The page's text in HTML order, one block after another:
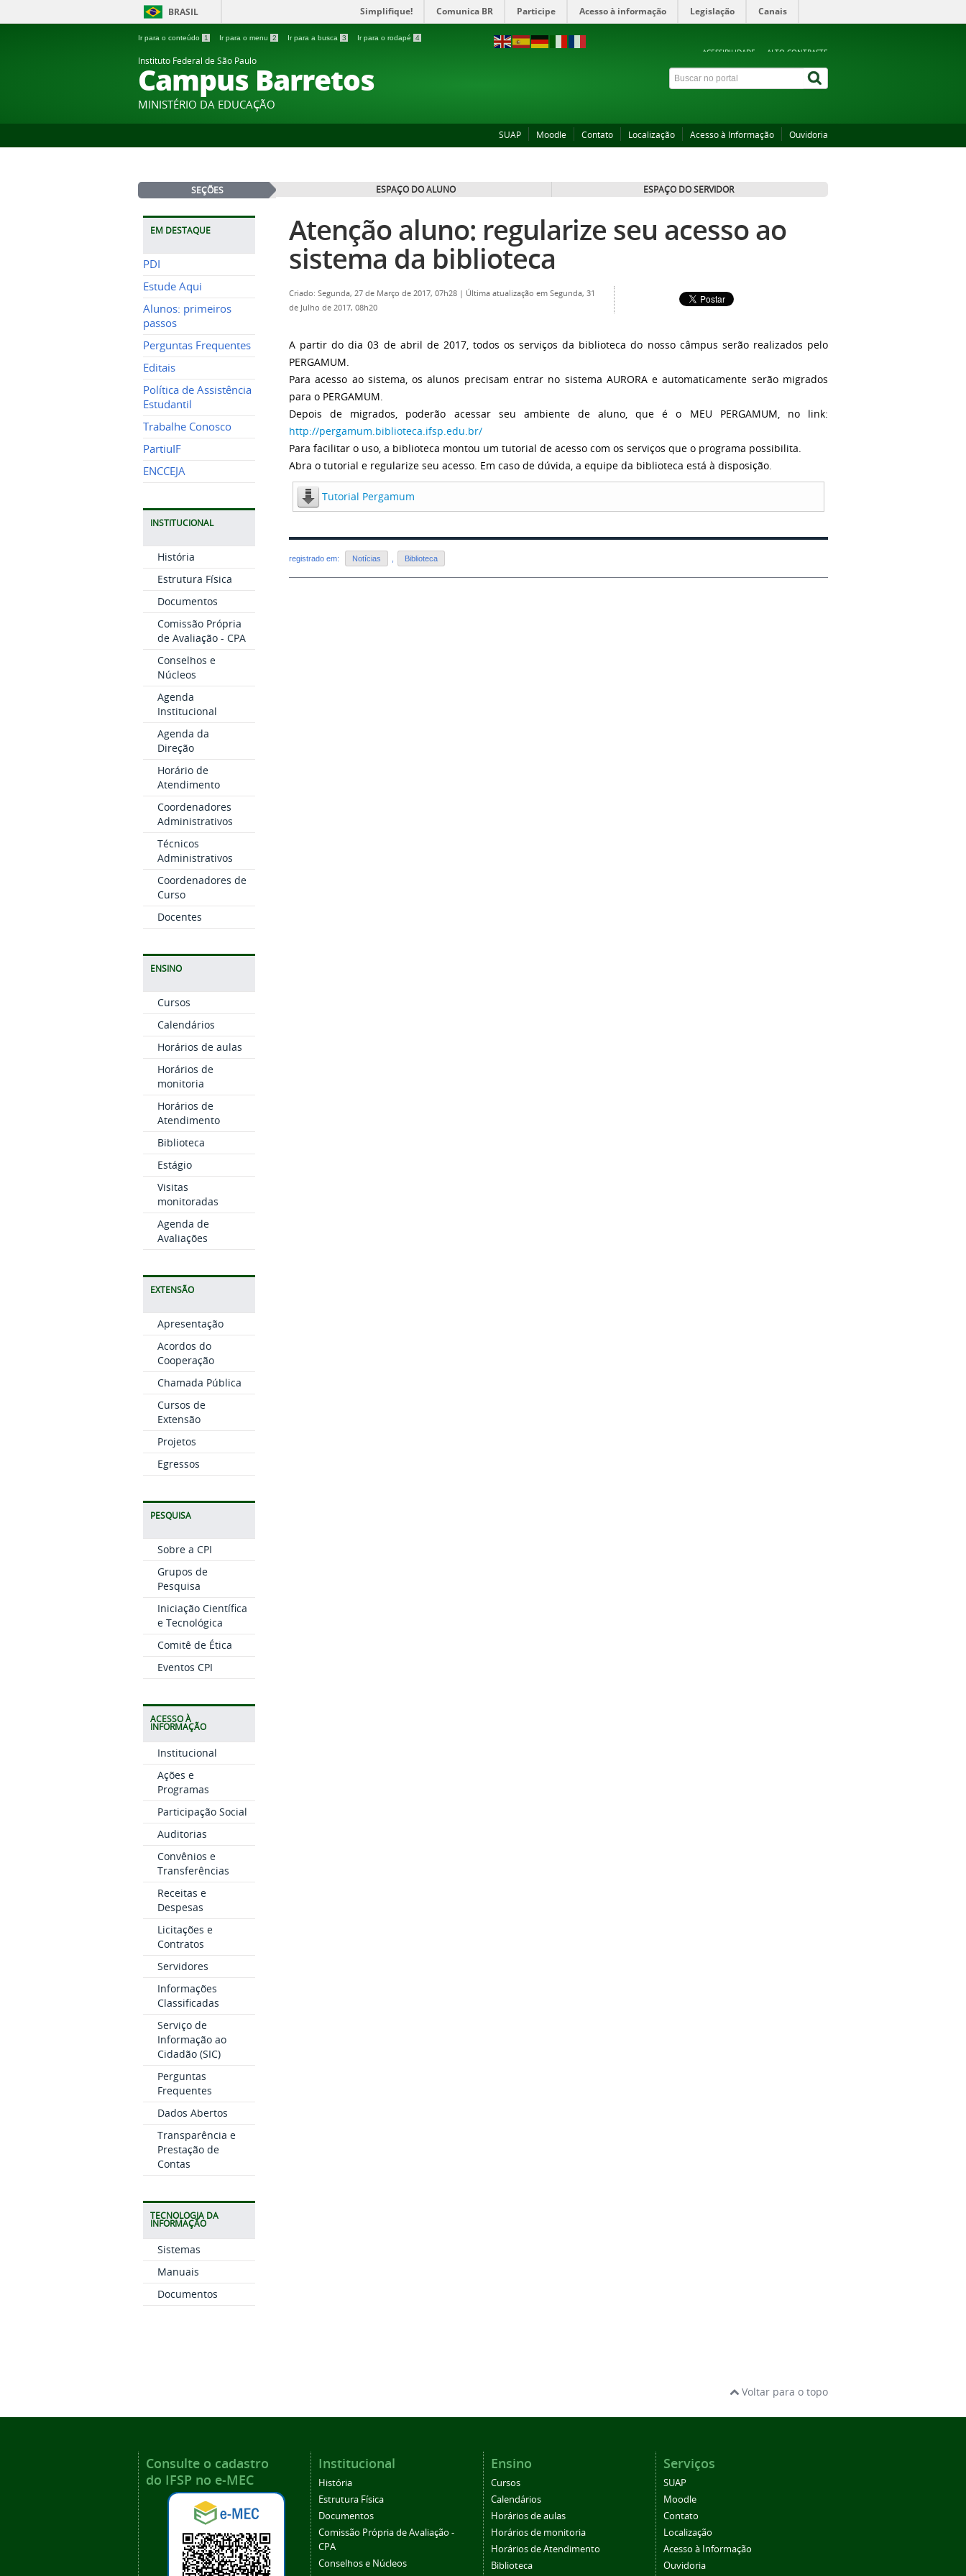
BRASIL Simplifique! Comunica BR Participe Acesso à informação Legislação Canais
Ir para o conteúdo 1 Ir para o menu 2 Ir para a busca 3 Ir para o rodapé 4
ACESSIBILIDADE ALTO CONTRASTE
Instituto Federal de São Paulo
Campus Barretos
MINISTÉRIO DA EDUCAÇÃO
SUAP Moodle Contato Localização Acesso à Informação Ouvidoria
SEÇÕES ESPAÇO DO ALUNO ESPAÇO DO SERVIDOR
EM DESTAQUE
PDI
Estude Aqui
Alunos: primeiros
passos
Perguntas Frequentes
Editais
Política de Assistência
Estudantil
Trabalhe Conosco
PartiuIF
ENCCEJA
INSTITUCIONAL
História
Estrutura Física
Documentos
Comissão Própria
de Avaliação - CPA
Conselhos e
Núcleos
Agenda
Institucional
Agenda da
Direção
Horário de
Atendimento
Coordenadores
Administrativos
Técnicos
Administrativos
Coordenadores de
Curso
Docentes
ENSINO
Cursos
Calendários
Horários de aulas
Horários de
monitoria
Horários de
Atendimento
Biblioteca
Estágio
Visitas
monitoradas
Agenda de
Avaliações
EXTENSÃO
Apresentação
Acordos do
Cooperação
Chamada Pública
Cursos de
Extensão
Projetos
Egressos
PESQUISA
Sobre a CPI
Grupos de
Pesquisa
Iniciação Científica
e Tecnológica
Comitê de Ética
Eventos CPI
ACESSO À
INFORMAÇÃO
Institucional
Ações e
Programas
Participação Social
Auditorias
Convênios e
Transferências
Receitas e
Despesas
Licitações e
Contratos
Servidores
Informações
Classificadas
Serviço de
Informação ao
Cidadão (SIC)
Perguntas
Frequentes
Dados Abertos
Transparência e
Prestação de
Contas
TECNOLOGIA DA
INFORMAÇÃO
Sistemas
Manuais
Documentos
Atenção aluno: regularize seu acesso ao
sistema da biblioteca
Criado: Segunda, 27 de Março de 2017, 07h28 | Última atualização em Segunda, 31
de Julho de 2017, 08h20
A partir do dia 03 de abril de 2017, todos os serviços da biblioteca do nosso câmpus serão realizados pelo
PERGAMUM.
Para acesso ao sistema, os alunos precisam entrar no sistema AURORA e automaticamente serão migrados
para o PERGAMUM.
Depois de migrados, poderão acessar seu ambiente de aluno, que é o MEU PERGAMUM, no link:
http://pergamum.biblioteca.ifsp.edu.br/
Para facilitar o uso, a biblioteca montou um tutorial de acesso com os serviços que o programa possibilita.
Abra o tutorial e regularize seu acesso. Em caso de dúvida, a equipe da biblioteca está à disposição.
Tutorial Pergamum
registrado em: Notícias Biblioteca
Voltar para o topo
Consulte o cadastro
do IFSP no e-MEC
Institucional
História
Estrutura Física
Documentos
Comissão Própria de Avaliação -
CPA
Conselhos e Núcleos
Ensino
Cursos
Calendários
Horários de aulas
Horários de monitoria
Horários de Atendimento
Biblioteca
Serviços
SUAP
Moodle
Contato
Localização
Acesso à Informação
Ouvidoria